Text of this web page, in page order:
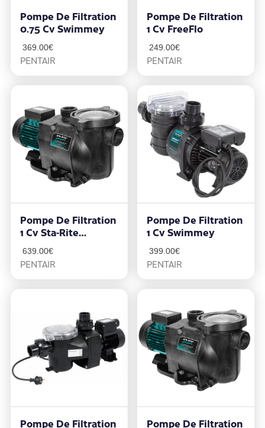
Pompe De Filtration
0.75 Cv Swimmey
369.00€
PENTAIR
Pompe De Filtration
1 Cv FreeFlo
249.00€
PENTAIR
Pompe De Filtration
1 Cv Sta-Rite
Supermax
639.00€
PENTAIR
Pompe De Filtration
1 Cv Swimmey
399.00€
PENTAIR
Pompe De Filtration Pompe De Filtration